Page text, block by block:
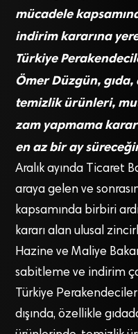
mücadele
indirim kararına
Türkiye
Ömer Düzgün,
temizlik ürünleri,
zam yapmama
en az bir ay
Aralık ayında Ticaret
araya gelen ve
kapsamında birbiri
kararı alan ulusal
Hazine ve Maliye
sabitleme ve indirim
Türkiye
dışında, özellikle